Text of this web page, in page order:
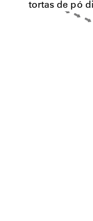
tortas de pó